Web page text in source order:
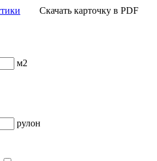
Скачать карточку в PDF
м2
рулон